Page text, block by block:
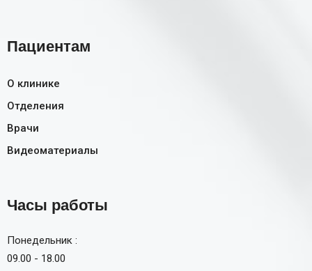
Пациентам
О клинике
Отделения
Врачи
Видеоматериалы
Часы работы
Понедельник :
09.00 - 18.00